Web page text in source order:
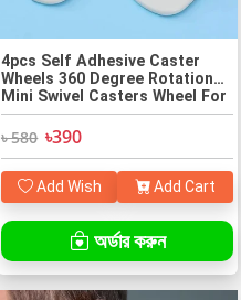
4pcs Self Adhesive Caster
Wheels 360 Degree Rotation
Mini Swivel Casters Wheel For
Furniture Storage Box Roller
Cabinet Trash
৳ 580 ৳390
Add Wish Add Cart
অর্ডার করুন